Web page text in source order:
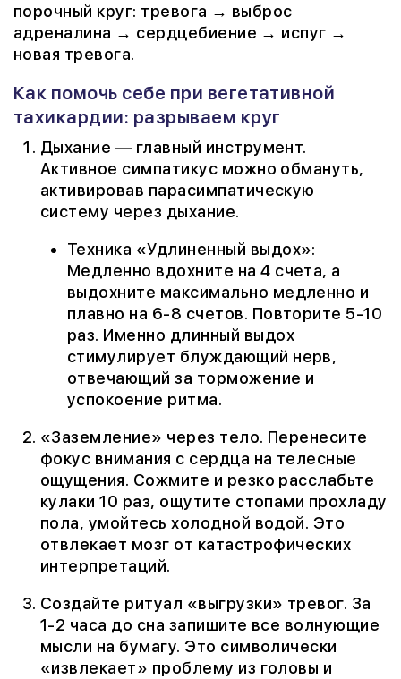
порочный круг: тревога → выброс
адреналина → сердцебиение → испуг →
новая тревога.
Как помочь себе при вегетативной
тахикардии: разрываем круг
Дыхание — главный инструмент.
Активное симпатикус можно обмануть,
активировав парасимпатическую
систему через дыхание.
Техника «Удлиненный выдох»:
Медленно вдохните на 4 счета, а
выдохните максимально медленно и
плавно на 6-8 счетов. Повторите 5-10
раз. Именно длинный выдох
стимулирует блуждающий нерв,
отвечающий за торможение и
успокоение ритма.
«Заземление» через тело. Перенесите
фокус внимания с сердца на телесные
ощущения. Сожмите и резко расслабьте
кулаки 10 раз, ощутите стопами прохладу
пола, умойтесь холодной водой. Это
отвлекает мозг от катастрофических
интерпретаций.
Создайте ритуал «выгрузки» тревог. За
1-2 часа до сна запишите все волнующие
мысли на бумагу. Это символически
«извлекает» проблему из головы и